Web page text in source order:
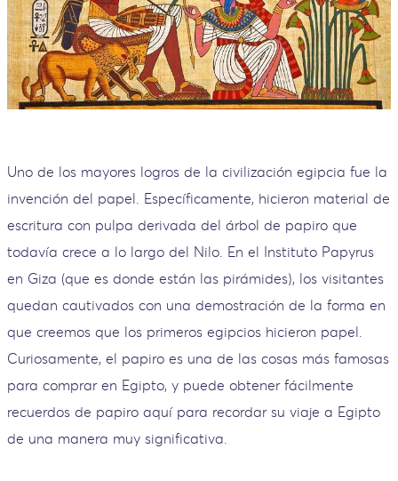
Uno de los mayores logros de la civilización egipcia fue la
invención del papel. Específicamente, hicieron material de
escritura con pulpa derivada del árbol de papiro que
todavía crece a lo largo del Nilo. En el Instituto Papyrus
en Giza (que es donde están las pirámides), los visitantes
quedan cautivados con una demostración de la forma en
que creemos que los primeros egipcios hicieron papel.
Curiosamente, el papiro es una de las cosas más famosas
para comprar en Egipto, y puede obtener fácilmente
recuerdos de papiro aquí para recordar su viaje a Egipto
de una manera muy significativa.